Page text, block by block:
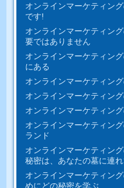
オンラインマーケティン
です!
オンラインマーケティン
要ではありません
オンラインマーケティン
にある
オンラインマーケティン
オンラインマーケティン
オンラインマーケティン
オンラインマーケティン
ランド
オンラインマーケティン
秘密は、あなたの墓に連
オンラインマーケティン
めにどの秘密を学ぶ